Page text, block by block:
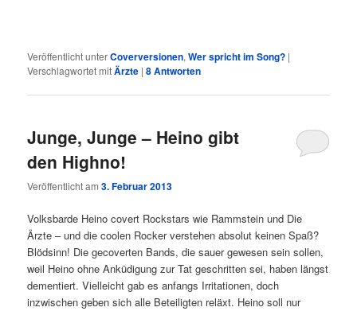
Veröffentlicht unterCoverversionen,Wer spricht im Song? |
Verschlagwortet mitÄrzte |8Antworten
Junge, Junge – Heino gibt
den Highno!
Veröffentlicht am3. Februar 2013
Volksbarde Heino covert Rockstars wie Rammstein und Die
Ärzte – und die coolen Rocker verstehen absolut keinen Spaß?
Blödsinn! Die gecoverten Bands, die sauer gewesen sein sollen,
weil Heino ohne Anküdigung zur Tat geschritten sei, haben längst
dementiert. Vielleicht gab es anfangs Irritationen, doch
inzwischen geben sich alle Beteiligten reläxt. Heino soll nur